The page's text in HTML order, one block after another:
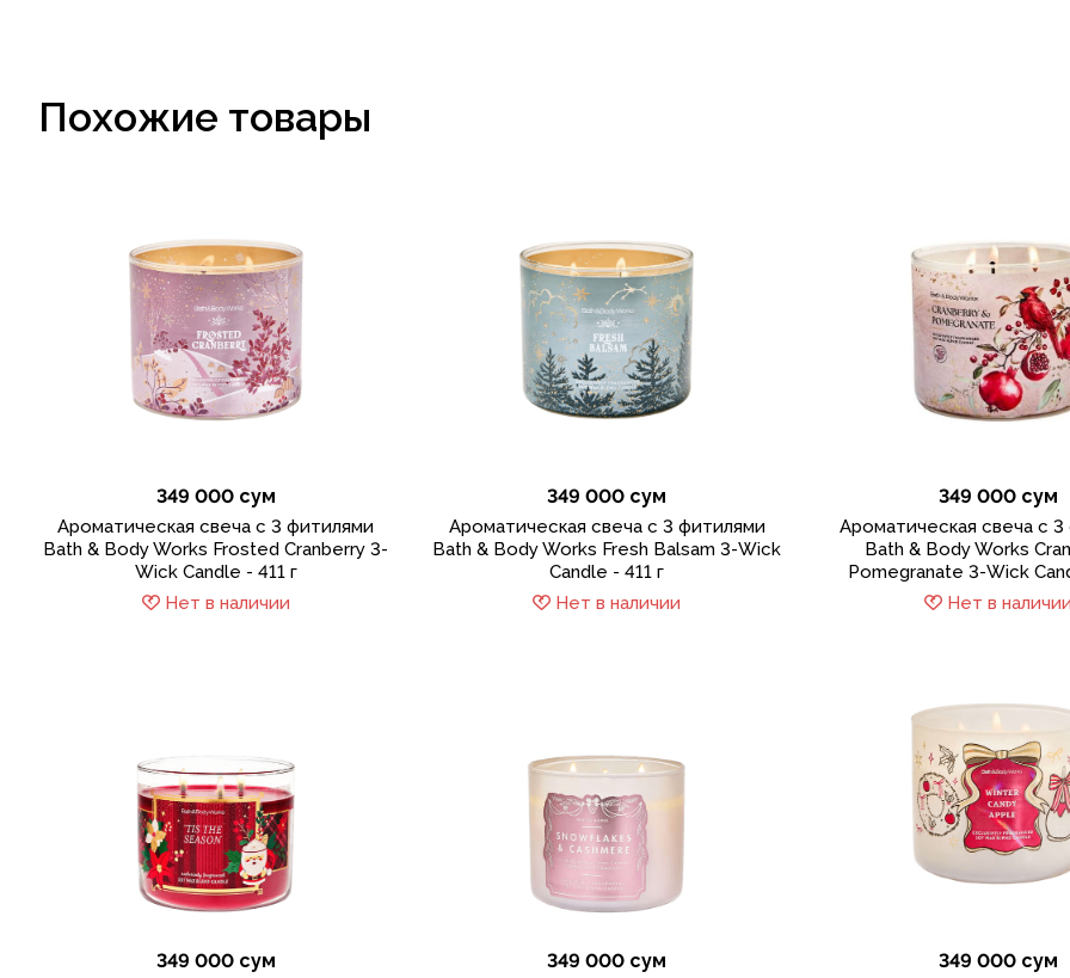
Похожие товары
349 000 сум
Ароматическая свеча с 3 фитилями
Bath & Body Works Frosted Cranberry 3-
Wick Candle - 411 г
Нет в наличии
349 000 сум
Ароматическая свеча с 3 фитилями
Bath & Body Works Fresh Balsam 3-Wick
Candle - 411 г
Нет в наличии
349 000 сум
Ароматическая свеча с
Bath & Body Works
Pomegranate 3-Wick
Нет в
349 000 сум 349 000 сум 349 000 сум